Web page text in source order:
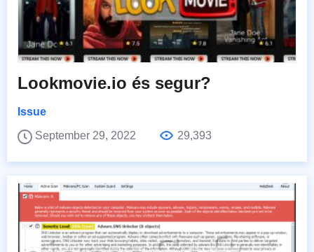
Lookmovie.io és segur?
Issue
September 29, 2022
29,393